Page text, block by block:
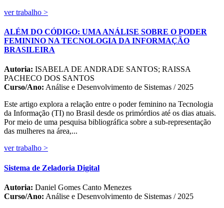
ver trabalho >
ALÉM DO CÓDIGO: UMA ANÁLISE SOBRE O PODER
FEMININO NA TECNOLOGIA DA INFORMAÇÃO
BRASILEIRA
Autoria: ISABELA DE ANDRADE SANTOS; RAISSA
PACHECO DOS SANTOS
Curso/Ano: Análise e Desenvolvimento de Sistemas / 2025
Este artigo explora a relação entre o poder feminino na Tecnologia
da Informação (TI) no Brasil desde os primórdios até os dias atuais.
Por meio de uma pesquisa bibliográfica sobre a sub-representação
das mulheres na área,...
ver trabalho >
Sistema de Zeladoria Digital
Autoria: Daniel Gomes Canto Menezes
Curso/Ano: Análise e Desenvolvimento de Sistemas / 2025